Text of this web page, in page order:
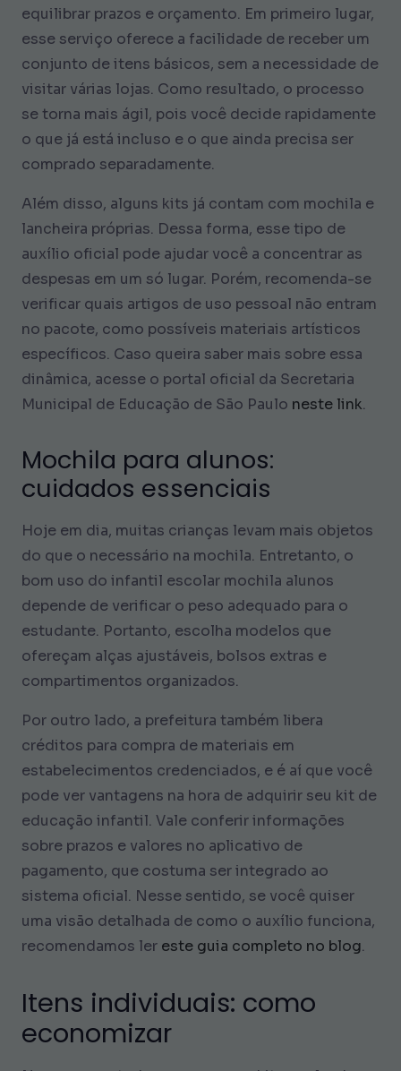
equilibrar prazos e orçamento. Em primeiro lugar,
esse serviço oferece a facilidade de receber um
conjunto de itens básicos, sem a necessidade de
visitar várias lojas. Como resultado, o processo
se torna mais ágil, pois você decide rapidamente
o que já está incluso e o que ainda precisa ser
comprado separadamente.
Além disso, alguns kits já contam com mochila e
lancheira próprias. Dessa forma, esse tipo de
auxílio oficial pode ajudar você a concentrar as
despesas em um só lugar. Porém, recomenda-se
verificar quais artigos de uso pessoal não entram
no pacote, como possíveis materiais artísticos
específicos. Caso queira saber mais sobre essa
dinâmica, acesse o portal oficial da Secretaria
Municipal de Educação de São Paulo neste link.
Mochila para alunos:
cuidados essenciais
Hoje em dia, muitas crianças levam mais objetos
do que o necessário na mochila. Entretanto, o
bom uso do infantil escolar mochila alunos
depende de verificar o peso adequado para o
estudante. Portanto, escolha modelos que
ofereçam alças ajustáveis, bolsos extras e
compartimentos organizados.
Por outro lado, a prefeitura também libera
créditos para compra de materiais em
estabelecimentos credenciados, e é aí que você
pode ver vantagens na hora de adquirir seu kit de
educação infantil. Vale conferir informações
sobre prazos e valores no aplicativo de
pagamento, que costuma ser integrado ao
sistema oficial. Nesse sentido, se você quiser
uma visão detalhada de como o auxílio funciona,
recomendamos ler este guia completo no blog.
Itens individuais: como
economizar